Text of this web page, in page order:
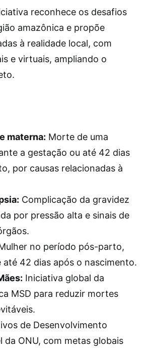
reconhece os desafios
amazônica e propõe
à realidade local, com
e virtuais, ampliando o
materna: Morte de uma
a gestação ou até 42 dias
por causas relacionadas à
Complicação da gravidez
por pressão alta e sinais de
no período pós-parto,
até 42 dias após o nascimento.
Iniciativa global da
MSD para reduzir mortes
de Desenvolvimento
da ONU, com metas globais